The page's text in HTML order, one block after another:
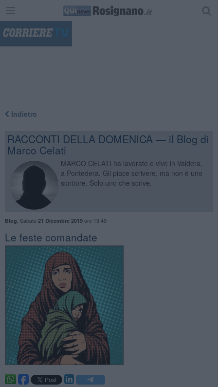
Indietro
RACCONTI DELLA DOMENICA — il Blog di
Marco Celati
MARCO CELATI ha lavorato e vive in Valdera,
a Pontedera. Gli piace scrivere, ma non è uno
scrittore. Solo uno che scrive.
Blog Sabato 21 Dicembre 2019ore 13:49
Le feste comandate